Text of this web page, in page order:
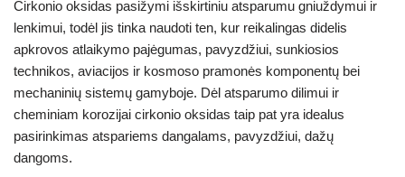
Cirkonio oksidas pasižymi išskirtiniu atsparumu gniuždymui ir
lenkimui, todėl jis tinka naudoti ten, kur reikalingas didelis
apkrovos atlaikymo pajėgumas, pavyzdžiui, sunkiosios
technikos, aviacijos ir kosmoso pramonės komponentų bei
mechaninių sistemų gamyboje. Dėl atsparumo dilimui ir
cheminiam korozijai cirkonio oksidas taip pat yra idealus
pasirinkimas atspariems dangalams, pavyzdžiui, dažų
dangoms.